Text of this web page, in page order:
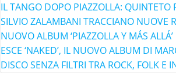
IL TANGO DOPO PIAZZOLLA: QUINTETO
SILVIO ZALAMBANI TRACCIANO NUOVE
NUOVO ALBUM ‘PIAZZOLLA Y MÁS ALLÁ’
ESCE ‘NAKED’, IL NUOVO ALBUM DI
DISCO SENZA FILTRI TRA ROCK, FOLK E